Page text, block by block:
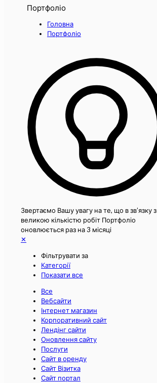
Портфоліо
Головна
Портфоліо
Звертаємо Вашу увагу на те, що в зв’язку з
великою кількістю робіт Портфоліо
оновлюється раз на 3 місяці
✕
Фільтрувати за
Категорії
Показати все
Все
Вебсайти
Інтернет магазин
Корпоративний сайт
Лендінг сайти
Оновлення сайту
Послуги
Сайт в оренду
Сайт Візитка
Сайт портал